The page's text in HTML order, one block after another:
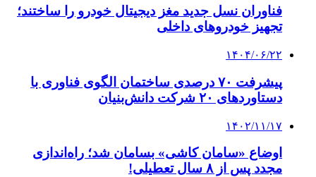
فناوران نسل جدید مغز دیجیتال خودرو را ساختند؛
تجهیز خودروهای داخلی
۱۴۰۴/۰۶/۲۲
پیشرفت ۷۰ درصدی ساختمان الگوی فناوری با
دستاوردهای ۲۰ شرکت دانش‌بنیان
۱۴۰۲/۱۱/۱۷
اوضاع «سامان کاشی» بسامان شد؛ راه‌اندازی
مجدد پس از ۸ سال تعطیلی!